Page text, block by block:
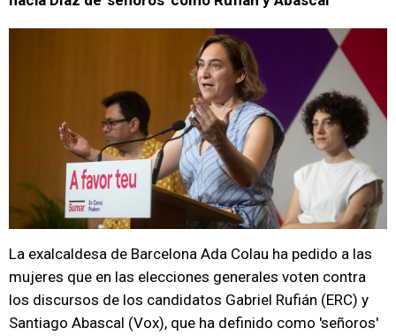
La exalcaldesa de Barcelona Ada Colau ha pedido a las
mujeres que en las elecciones generales voten contra
los discursos de los candidatos Gabriel Rufián (ERC) y
Santiago Abascal (Vox), que ha definido como 'señoros'